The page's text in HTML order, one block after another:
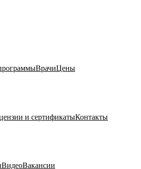
ВрачиЦены
и сертификатыКонтакты
ВидеоВакансии